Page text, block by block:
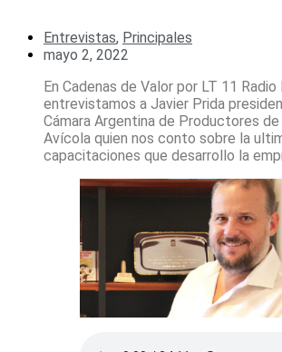
Entrevistas, Principales
mayo 2, 2022
En Cadenas de Valor por LT 11 Radio
entrevistamos a Javier Prida
Cámara Argentina de Productores
Avícola quien nos conto sobre la
capacitaciones que desarrollo la